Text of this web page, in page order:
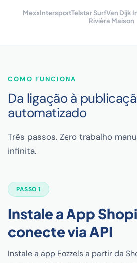
MexxIntersportTelstar SurfVan Dijk
Rivièra Maison
COMO FUNCIONA
Da ligação à
automatizado
Três passos. Zero trabalho
infinita.
PASSO 1
Instale a App
conecte via API
Instale a app Fozzels a partir da